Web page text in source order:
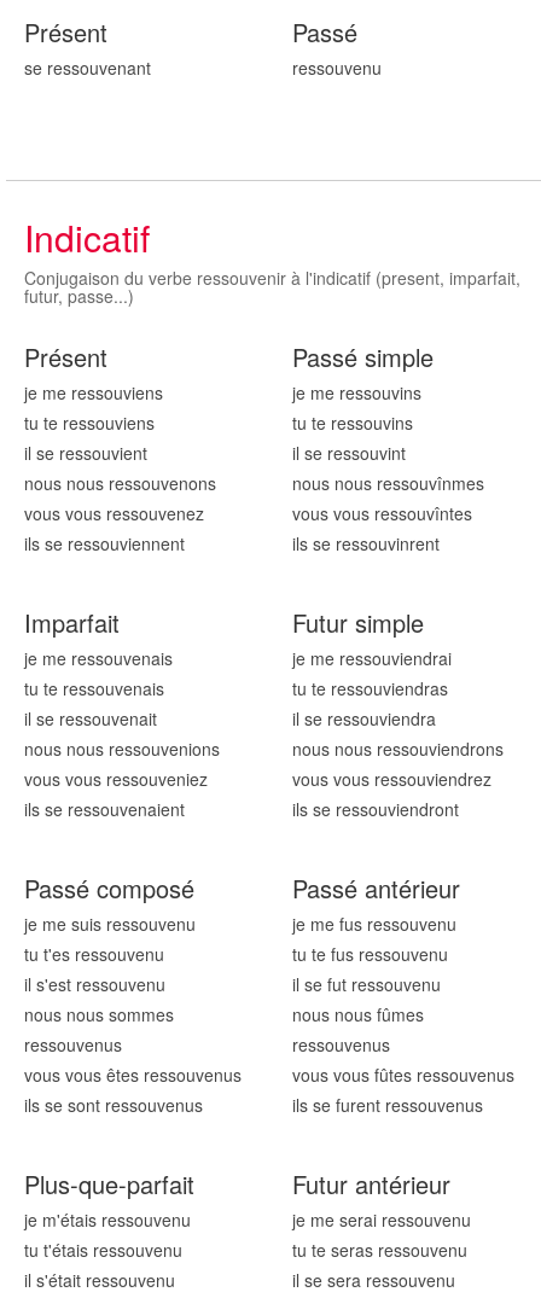
Présent
se ressouvenant
Passé
ressouvenu
Indicatif
Conjugaison du verbe ressouvenir à l'indicatif (present, imparfait,
futur, passe...)
Présent
je me ressouviens
tu te ressouviens
il se ressouvient
nous nous ressouvenons
vous vous ressouvenez
ils se ressouviennent
Passé simple
je me ressouvins
tu te ressouvins
il se ressouvint
nous nous ressouvînmes
vous vous ressouvîntes
ils se ressouvinrent
Imparfait
je me ressouvenais
tu te ressouvenais
il se ressouvenait
nous nous ressouvenions
vous vous ressouveniez
ils se ressouvenaient
Futur simple
je me ressouviendrai
tu te ressouviendras
il se ressouviendra
nous nous ressouviendrons
vous vous ressouviendrez
ils se ressouviendront
Passé composé
je me suis ressouvenu
tu t'es ressouvenu
il s'est ressouvenu
nous nous sommes
ressouvenus
vous vous êtes ressouvenus
ils se sont ressouvenus
Passé antérieur
je me fus ressouvenu
tu te fus ressouvenu
il se fut ressouvenu
nous nous fûmes
ressouvenus
vous vous fûtes ressouvenus
ils se furent ressouvenus
Plus-que-parfait
je m'étais ressouvenu
tu t'étais ressouvenu
il s'était ressouvenu
Futur antérieur
je me serai ressouvenu
tu te seras ressouvenu
il se sera ressouvenu